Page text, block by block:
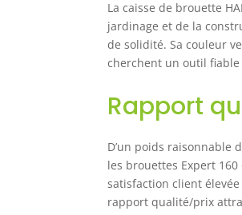
La caisse de brouette
jardinage et de la
de solidité. Sa couleur
cherchent un outil
Rapport
D’un poids raisonnable
les brouettes Expert
satisfaction client
rapport qualité/prix